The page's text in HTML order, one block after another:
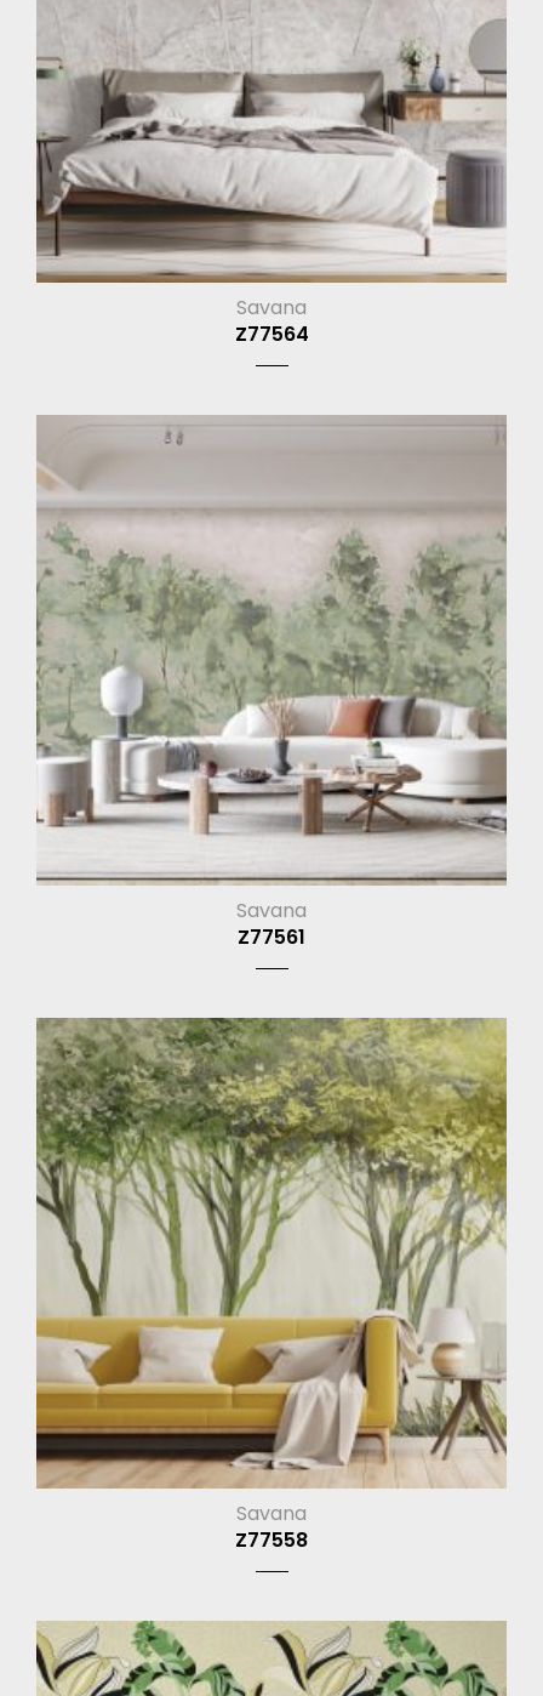
Savana
Z77564
Savana
Z77561
Savana
Z77558